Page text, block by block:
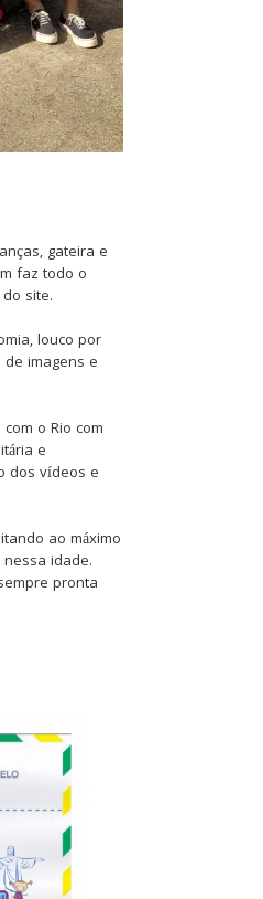
gateira e
faz todo o
site.
louco por
imagens e
o Rio com
e
dos vídeos e
ao máximo
idade.
pronta